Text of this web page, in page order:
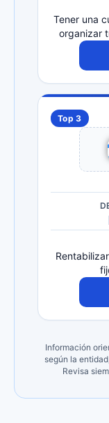
Tener una
organizar
Top 3
Información
según la
Revisa